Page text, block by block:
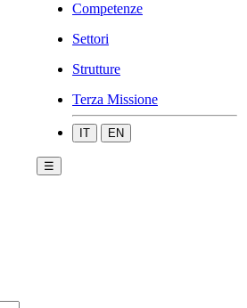
Competenze
Settori
Strutture
Terza Missione
IT EN
☰